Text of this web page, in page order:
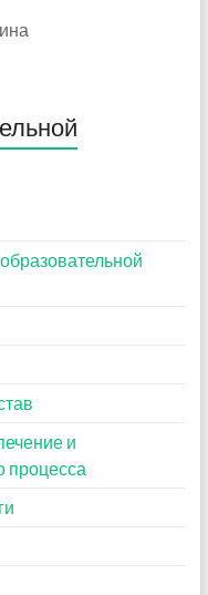
и
процесса